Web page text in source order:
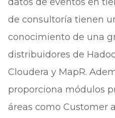
de consultoría tienen
conocimiento de una
distribuidores de
Cloudera y MapR.
proporciona módulos
áreas como Customer